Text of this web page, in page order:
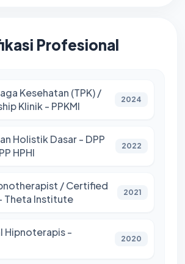
Profesional
Kesehatan (TPK) /
Klinik - PPKMI
2024
Holistik Dasar - DPP
HPHI
2022
/ Certified
Theta Institute
2021
Hipnoterapis -
2020